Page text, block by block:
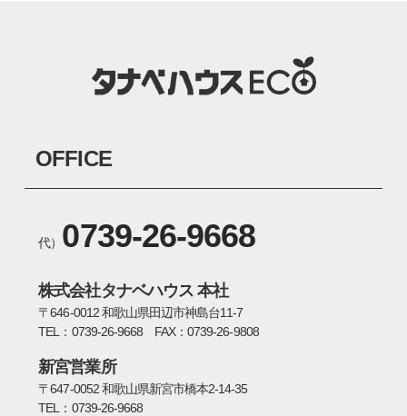
OFFICE
代） 0739-26-9668
株式会社タナベハウス 本社
〒646-0012 和歌山県田辺市神島台11-7
TEL：0739-26-9668 FAX：0739-26-9808
新宮営業所
〒647-0052 和歌山県新宮市橋本2-14-35
TEL：0739-26-9668